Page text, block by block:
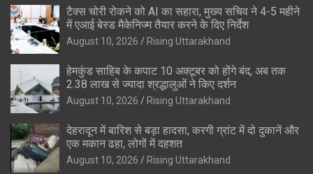
टैक्स चोरी रोकने को AI का सहारा, मुख्य सचिव ने 4-5 महीने
में एआई बेस्ड मैकेनिज्म तैयार करने के दिए निर्देश
August 10, 2026 Rising Uttarakhand
हेमकुंड साहिब के कपाट 10 अक्टूबर को होंगे बंद, अब तक
2.38 लाख से ज्यादा श्रद्धालुओं ने किए दर्शन
August 10, 2026 Rising Uttarakhand
देहरादून में बारिश से बड़ा हादसा, करगी ग्रांट में दो दुकानें और
एक मकान ढहा, लोगों में दहशत
August 10, 2026 Rising Uttarakhand